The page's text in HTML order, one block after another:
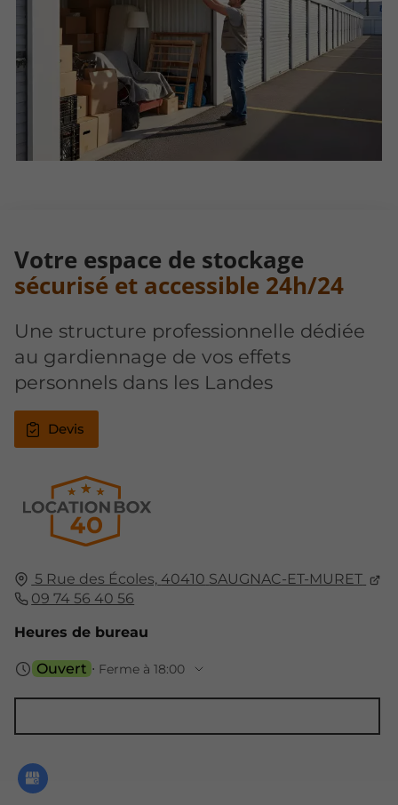
5 Rue des Écoles, 40410 SAUGNAC-ET-MURET
09 74 56 40 56
Heures de bureau
Ouvert ⋅ Ferme à 18:00
Votre espace de stockage
sécurisé et accessible 24h/24
Une structure professionnelle dédiée
au gardiennage de vos effets
personnels dans les Landes
Devis